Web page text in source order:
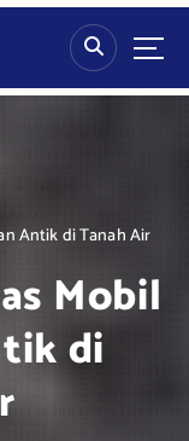
Antik di Tanah Air
Mobil
di